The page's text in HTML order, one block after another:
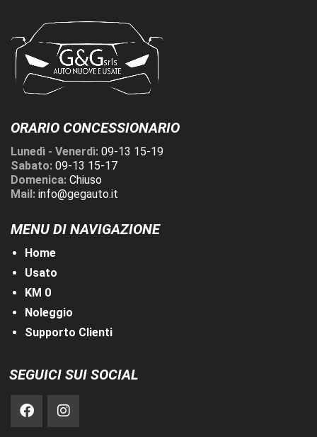
ORARIO CONCESSIONARIO
Lunedì - Venerdì: 09-13 15-19
Sabato: 09-13 15-17
Domenica: Chiuso
Mail: info@gegauto.it
MENU DI NAVIGAZIONE
Home
Usato
KM 0
Noleggio
Supporto Clienti
SEGUICI SUI SOCIAL